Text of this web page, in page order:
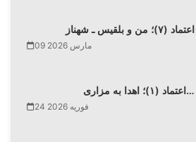
اعتماد (۷)؛ من و بلقیس ـ شهناز
09 مارس 2026
اعتماد (۱)؛ اهدا به مزاری…
24 فوریه 2026